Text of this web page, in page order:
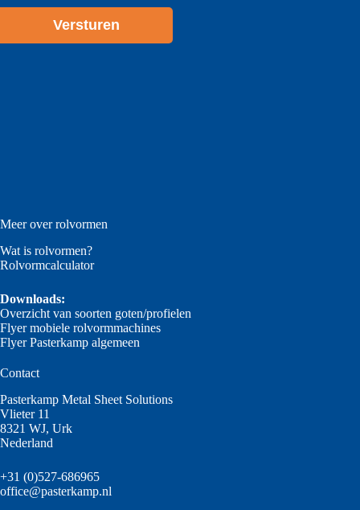
Meer over rolvormen
Wat is rolvormen?
Rolvormcalculator
Downloads:
Overzicht van soorten goten/profielen
Flyer mobiele rolvormmachines
Flyer Pasterkamp algemeen
Contact
Pasterkamp Metal Sheet Solutions
Vlieter 11
8321 WJ, Urk
Nederland
+31 (0)527-686965
office@pasterkamp.nl